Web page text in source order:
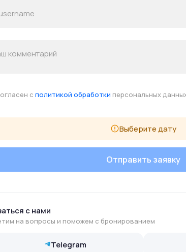
сполитикой обработки персональных
Выберите дату
с нами
на вопросы и поможем с бронированием
Telegram